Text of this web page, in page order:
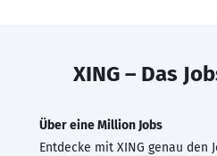
XING – Das
Über eine Million Jobs
Entdecke mit XING genau den